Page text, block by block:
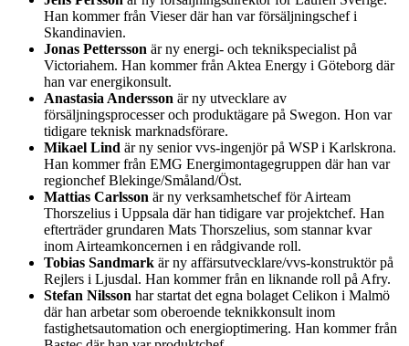
Han kommer från Vieser där han var försäljningschef i
Skandinavien.
Jonas Pettersson är ny energi- och teknikspecialist på
Victoriahem. Han kommer från Aktea Energy i Göteborg där
han var energikonsult.
Anastasia Andersson är ny utvecklare av
försäljningsprocesser och produktägare på Swegon. Hon var
tidigare teknisk marknadsförare.
Mikael Lind är ny senior vvs-ingenjör på WSP i Karlskrona.
Han kommer från EMG Energimontagegruppen där han var
regionchef Blekinge/Småland/Öst.
Mattias Carlsson är ny verksamhetschef för Airteam
Thorszelius i Uppsala där han tidigare var projektchef. Han
efterträder grundaren Mats Thorszelius, som stannar kvar
inom Airteamkoncernen i en rådgivande roll.
Tobias Sandmark är ny affärsutvecklare/vvs-konstruktör på
Rejlers i Ljusdal. Han kommer från en liknande roll på Afry.
Stefan Nilsson har startat det egna bolaget Celikon i Malmö
där han arbetar som oberoende teknikkonsult inom
fastighetsautomation och energioptimering. Han kommer från